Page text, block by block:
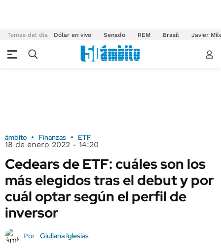
Temas del día Dólar en vivo Senado REM Brasil Javier
ámbito Finanzas ETF
18 de enero 2022 - 14:20
Cedears de ETF: cuáles son los
más elegidos tras el debut y por
cuál optar según el perfil de
inversor
Por Giuliana Iglesias